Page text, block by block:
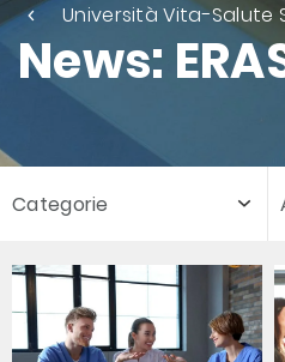
Università Vita-Salute
News:
Categorie